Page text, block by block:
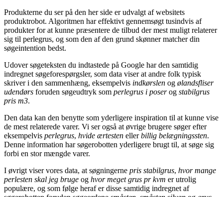
Produkterne du ser på den her side er udvalgt af websitets
produktrobot. Algoritmen har effektivt gennemsøgt tusindvis af
produkter for at kunne præsentere de tilbud der mest muligt relaterer
sig til perlegrus, og som den af den grund skønner matcher din
søgeintention bedst.
Udover søgeteksten du indtastede på Google har den samtidig
indregnet søgeforespørgsler, som data viser at andre folk typisk
skriver i den sammenhæng, eksempelvis indkørslen og ølandsfliser
udendørs foruden søgeudtryk som perlegrus i poserog stabilgrus
pris m3.
Den data kan den benytte som yderligere inspiration til at kunne vise
de mest relaterede varer. Vi ser også at øvrige brugere søger efter
eksempelvis perlegrus, hvide ærtesten ellerbillig belægningssten.
Denne information har søgerobotten yderligere brugt til, at søge sig
forbi en stor mængde varer.
I øvrigt viser vores data, at søgningerne pris stabilgrus, hvor mange
perlesten skal jeg bruge og hvor meget grus pr kvm er utrolig
populære, og som følge heraf er disse samtidig indregnet af